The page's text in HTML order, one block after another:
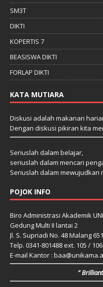
SM3T
DIKTI
KOPERTIS 7
BEASISWA DIKTI
FORLAP DIKTI
KATA MUTIARA
Diskusi adalah makanan
Dengan diskusi pikiran kita
Seriuslah dalam belajar,
seriuslah dalam mencari
Seriuslah dalam mewujudkan
POJOK INFO
Biro Administrasi Akademik
Gedung Multi II lantai 2
Jl. S. Supriadi No. 48 Malang
Telp. 0341-801488 ext. 105 / 106
E-mail Kantor :
"